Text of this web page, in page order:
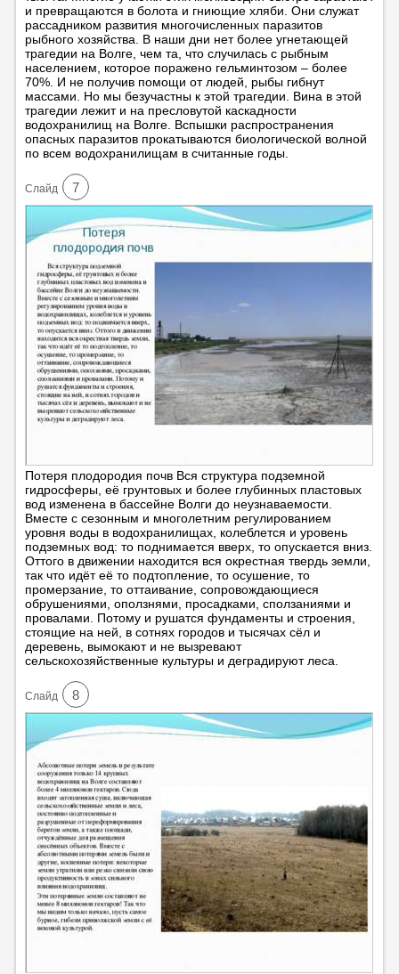
и превращаются в болота и гниющие хляби. Они служат
рассадником развития многочисленных паразитов
рыбного хозяйства. В наши дни нет более угнетающей
трагедии на Волге, чем та, что случилась с рыбным
населением, которое поражено гельминтозом – более
70%. И не получив помощи от людей, рыбы гибнут
массами. Но мы безучастны к этой трагедии. Вина в этой
трагедии лежит и на пресловутой каскадности
водохранилищ на Волге. Вспышки распространения
опасных паразитов прокатываются биологической волной
по всем водохранилищам в считанные годы.
Cлайд 7
Потеря плодородия почв Вся структура подземной
гидросферы, её грунтовых и более глубинных пластовых
вод изменена в бассейне Волги до неузнаваемости.
Вместе с сезонным и многолетним регулированием
уровня воды в водохранилищах, колеблется и уровень
подземных вод: то поднимается вверх, то опускается вниз.
Оттого в движении находится вся окрестная твердь земли,
так что идёт её то подтопление, то осушение, то
промерзание, то оттаивание, сопровождающиеся
обрушениями, оползнями, просадками, сползаниями и
провалами. Потому и рушатся фундаменты и строения,
стоящие на ней, в сотнях городов и тысячах сёл и
деревень, вымокают и не вызревают
сельскохозяйственные культуры и деградируют леса.
Cлайд 8